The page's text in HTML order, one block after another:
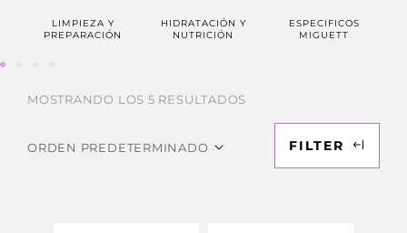
LIMPIEZA Y
PREPARACIÓN
HIDRATACIÓN Y
NUTRICIÓN
ESPECIFICOS
MIGUETT
MOSTRANDO LOS 5 RESULTADOS
ORDEN PREDETERMINADO FILTER